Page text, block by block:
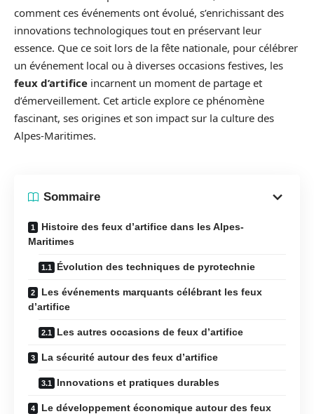
comment ces événements ont évolué, s’enrichissant des
innovations technologiques tout en préservant leur
essence. Que ce soit lors de la fête nationale, pour célébrer
un événement local ou à diverses occasions festives, les
feux d’artifice incarnent un moment de partage et
d’émerveillement. Cet article explore ce phénomène
fascinant, ses origines et son impact sur la culture des
Alpes-Maritimes.
Sommaire
Histoire des feux d’artifice dans les Alpes-
Maritimes
Évolution des techniques de pyrotechnie
Les événements marquants célébrant les feux
d’artifice
Les autres occasions de feux d’artifice
La sécurité autour des feux d’artifice
Innovations et pratiques durables
Le développement économique autour des feux